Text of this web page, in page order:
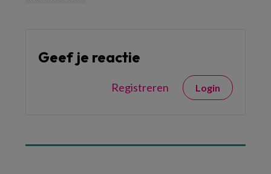
Geef je reactie
Registreren Login